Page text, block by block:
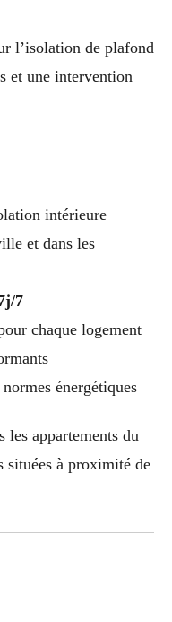
l’isolation de plafond
et une intervention
intérieure
et dans les
7
chaque logement
énergétiques
les appartements du
situées à proximité de